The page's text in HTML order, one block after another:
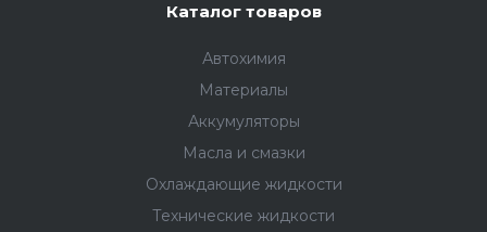
Каталог товаров
Автохимия
Материалы
Аккумуляторы
Масла и смазки
Охлаждающие жидкости
Технические жидкости